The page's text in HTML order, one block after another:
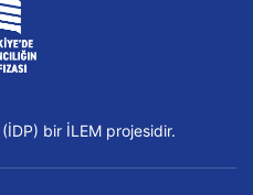
bir İLEM projesidir.